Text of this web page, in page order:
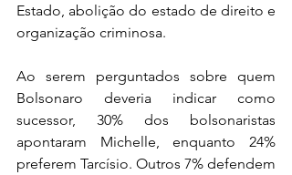
Estado, abolição do estado de direito e
organização criminosa.
Ao serem perguntados sobre quem
Bolsonaro deveria indicar como
sucessor, 30% dos bolsonaristas
apontaram Michelle, enquanto 24%
preferem Tarcísio. Outros 7% defendem